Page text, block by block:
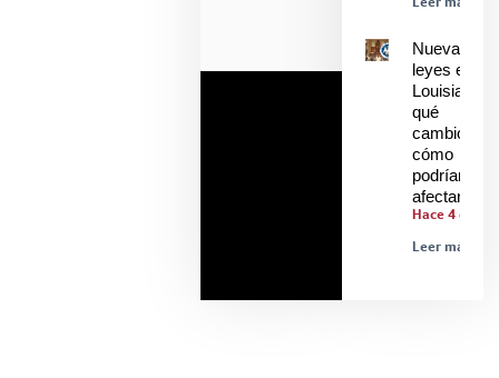
Nuevas
leyes en
Louisiana:
qué
cambió y
cómo
podrían
afectarle
Hace 4 días
Leer más »